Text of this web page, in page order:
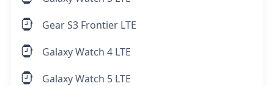
Gear S3 Frontier LTE
Galaxy Watch 4 LTE
Galaxy Watch 5 LTE